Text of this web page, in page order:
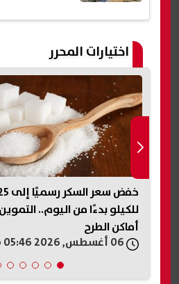
اختيارات المحرر
للكيلو بدءًا من اليوم..
أماكن الطرح